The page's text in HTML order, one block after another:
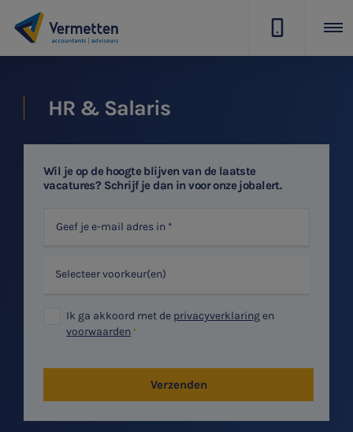
HR & Salaris
Wil je op de hoogte blijven van de laatste
vacatures? Schrijf je dan in voor onze jobalert.
Selecteer voorkeur(en)
Ik ga akkoord met de privacyverklaringen
voorwaarden
Verzenden